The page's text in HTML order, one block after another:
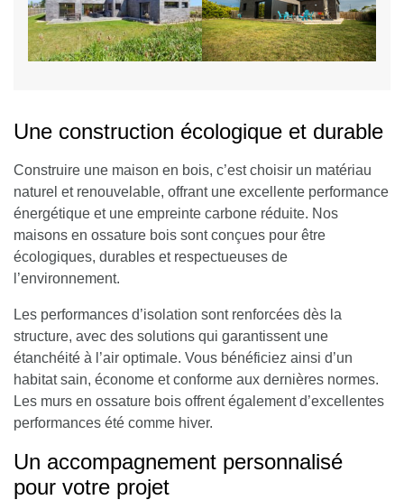
Une construction écologique et durable
Construire une maison en bois, c’est choisir un matériau
naturel et renouvelable, offrant une excellente performance
énergétique et une empreinte carbone réduite. Nos
maisons en ossature bois sont conçues pour être
écologiques, durables et respectueuses de
l’environnement.
Les performances d’isolation sont renforcées dès la
structure, avec des solutions qui garantissent une
étanchéité à l’air optimale. Vous bénéficiez ainsi d’un
habitat sain, économe et conforme aux dernières normes.
Les murs en ossature bois offrent également d’excellentes
performances été comme hiver.
Un accompagnement personnalisé
pour votre projet